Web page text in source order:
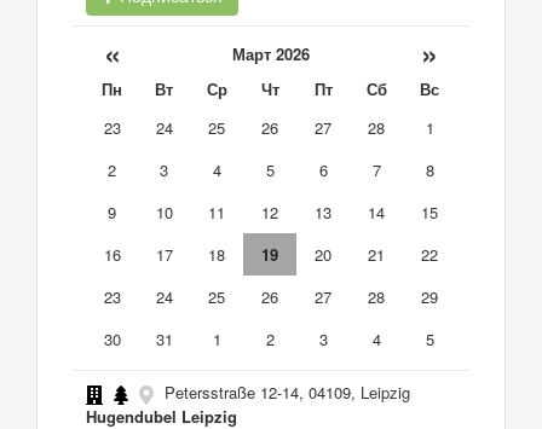
« Март 2026 »
Пн Вт Ср Чт Пт Сб
Вс
23
24 25 26 27 28
1
2
3 4 5 6 7
8
9
10 11 12 13 14
15
16
17 18 19 20 21
22
23
24 25 26 27 28
29
30
31 1 2 3 4 5
Petersstraße 12-14, 04109, Leipzig
Hugendubel Leipzig